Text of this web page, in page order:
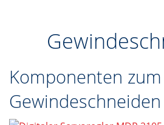
Komponenten zum
Gewindeschneiden